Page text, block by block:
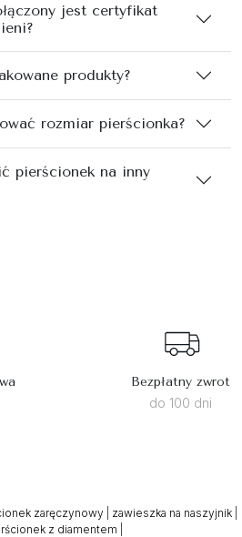
jest certyfikat
produkty?
rozmiar pierścionka?
pierścionek na inny
Bezpłatny zwrot
do 100 dni
zaręczynowy zawieszka na naszyjnik
z diamentem